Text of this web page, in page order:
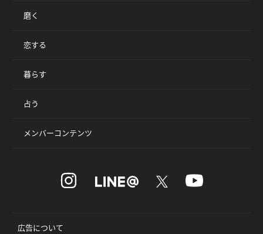
磨く
恋する
暮らす
占う
メンバーコンテンツ
広告について